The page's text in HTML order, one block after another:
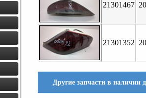
21301467
21301352
Другие запчасти в наличии